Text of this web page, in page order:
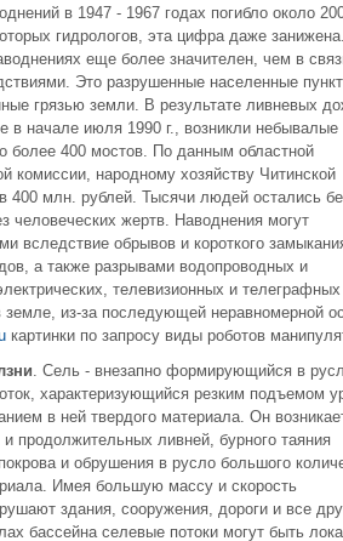
в 1947 - 1967 годах погибло около
гидрологов, эта цифра даже
еще более значителен, чем в
Это разрушенные населенные
грязью земли. В результате ливневых
в начале июля 1990 г., возникли небывалые
более 400 мостов. По данным областной
комиссии, народному хозяйству Читинской
400 млн. рублей. Тысячи людей остались
человеческих жертв. Наводнения могут
вследствие обрывов и короткого
а также разрывами водопроводных и
телевизионных и телеграфных
из-за последующей неравномерной
картинки по запросу виды роботов
. Сель - внезапно формирующийся в
характеризующийся резким подъемом
в ней твердого материала. Он
и продолжительных ливней, бурного таяния
и обрушения в русло большого
Имея большую массу и скорость
здания, сооружения, дороги и все
бассейна селевые потоки могут быть